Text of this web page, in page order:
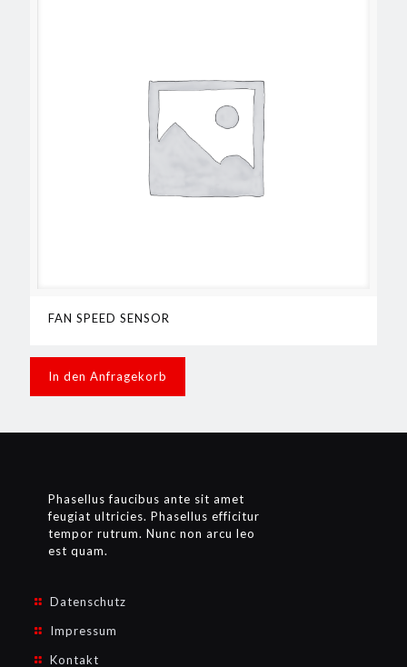
FAN SPEED SENSOR
In den Anfragekorb
Phasellus faucibus ante sit amet
feugiat ultricies. Phasellus efficitur
tempor rutrum. Nunc non arcu leo
est quam.
Datenschutz
Impressum
Kontakt